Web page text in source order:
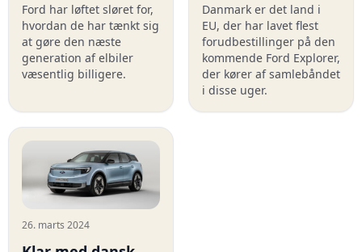
Ford har løftet sløret for,
hvordan de har tænkt sig
at gøre den næste
generation af elbiler
væsentlig billigere.
Danmark er det land i
EU, der har lavet flest
forudbestillinger på den
kommende Ford Explorer,
der kører af samlebåndet
i disse uger.
26. marts 2024